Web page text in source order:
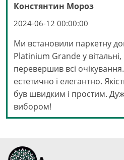
Констянтин Мороз
2024-06-12 00:00:00
Ми встановили паркетну
Platinium Grande у вітальні,
перевершив всі
естетично і елегантно.
був швидким і простим.
вибором!